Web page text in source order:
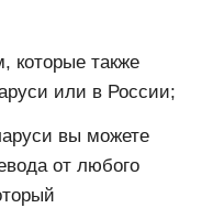
которые также
или в России;
вы можете
от любого